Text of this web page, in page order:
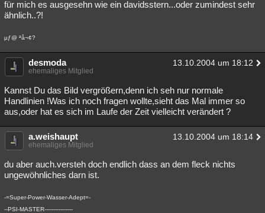
für mich es ausgesehn wie ein davidsstern...oder zumindest sehr
ähnlich..?!
µƒ@ ªå¬¢?
desmoda 13.10.2004 um 18:12
ehemaliges Mitglied
Kannst Du das Bild vergrößern,denn ich seh nur normale
Handlinien !Was ich noch fragen wollte,sieht das Mal immer so
aus,oder hat es sich im Laufe der Zeit vielleicht verändert ?
a.weishaupt 13.10.2004 um 18:14
ehemaliges Mitglied
du aber auch.versteh doch endlich dass an dem fleck nichts
ungewöhnliches darn ist.
-=Super-Power-Wasser-Adept=-
--PSI-MASTER----------------